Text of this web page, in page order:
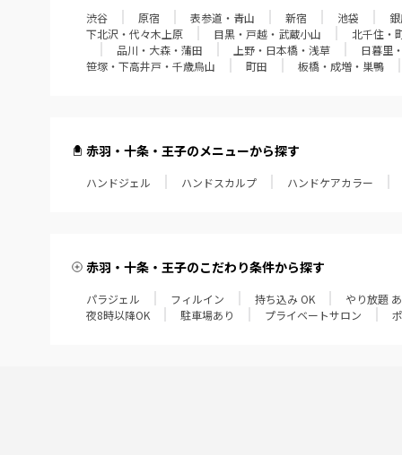
渋谷 原宿 表参道・青山 新宿 池袋
下北沢・代々木上原
目黒・戸越・武蔵小山 北千住・
品川・大森・蒲田
上野・日本橋・浅草 日暮里
笹塚・下高井戸・千歳烏山
町田 板橋・成増・巣鴨
赤羽・十条・王子のメニューから探す
ハンドジェル ハンドスカルプ ハンドケアカラー
赤羽・十条・王子のこだわり条件から探す
パラジェル フィルイン 持ち込み OK やり放題
夜8時以降OK
駐車場あり プライベートサロン